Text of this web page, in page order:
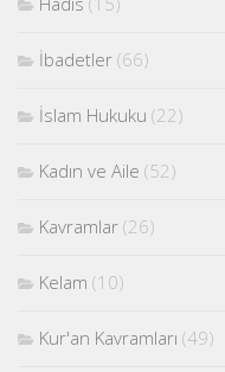
İbadetler (66)
İslam Hukuku (22)
Kadın ve Aile (52)
Kavramlar (26)
Kelam (10)
Kur'an Kavramları (49)